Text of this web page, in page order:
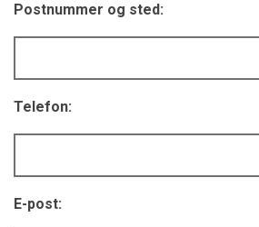
Postnummer og sted:
Telefon:
E-post: